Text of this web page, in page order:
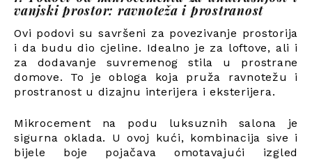
vanjski prostor: ravnoteža i prostranost
Ovi podovi su savršeni za povezivanje prostorija
i da budu dio cjeline. Idealno je za loftove, ali i
za dodavanje suvremenog stila u prostrane
domove. To je obloga koja pruža ravnotežu i
prostranost u dizajnu interijera i eksterijera.
Mikrocement na podu luksuznih salona je
sigurna oklada. U ovoj kući, kombinacija sive i
bijele boje pojačava omotavajući izgled